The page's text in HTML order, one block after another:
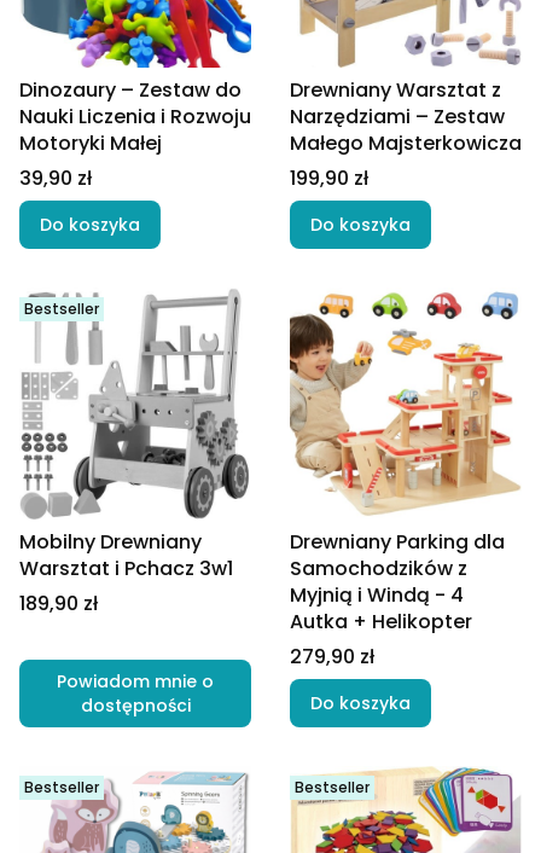
Dinozaury – Zestaw do
Nauki Liczenia i Rozwoju
Motoryki Małej
Cena
39,90 zł
Do koszyka
Drewniany Warsztat z
Narzędziami – Zestaw
Małego Majsterkowicza
Cena
199,90 zł
Do koszyka
Bestseller
Mobilny Drewniany
Warsztat i Pchacz 3w1
Cena
189,90 zł
Powiadom mnie o
dostępności
Drewniany Parking dla
Samochodzików z
Myjnią i Windą - 4
Autka + Helikopter
Cena
279,90 zł
Do koszyka
Bestseller Bestseller